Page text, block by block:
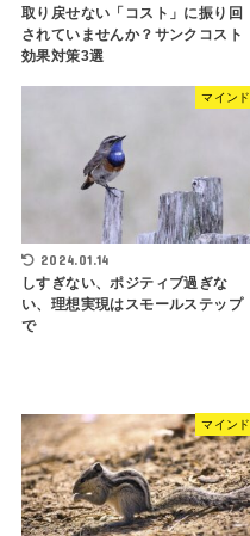
取り戻せない「コスト」に振り回
されていませんか？サンクコスト
効果対策3選
マインド
2024.01.14
しすぎない、ポジティブ過ぎな
い、理想実現はスモールステップ
で
マインド